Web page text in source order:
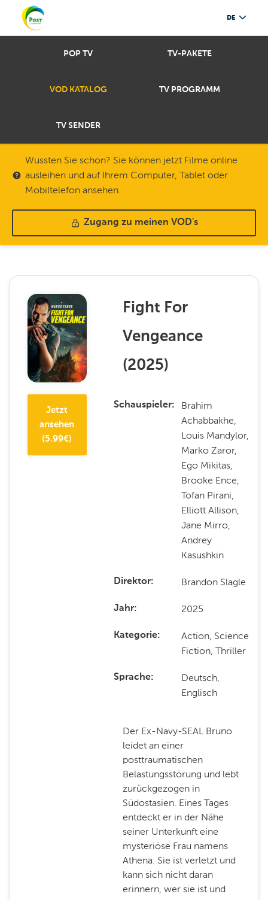
DE
POP TV TV-PAKETE
VOD KATALOG TV PROGRAMM
TV SENDER
Wussten Sie schon? Sie können jetzt Filme online
ausleihen und auf Ihrem Computer, Tablet oder
Mobiltelefon ansehen.
Zugang zu meinen VOD's
Jetzt
ansehen
(5.99€)
Fight For
Vengeance
(2025)
Schauspieler
Brahim
Achabbakhe,
Louis Mandylor,
Marko Zaror,
Ego Mikitas,
Brooke Ence,
Tofan Pirani,
Elliott Allison,
Jane Mirro,
Andrey
Kasushkin
Direktor Brandon Slagle
Jahr 2025
Kategorie
Action, Science
Fiction, Thriller
Sprache
Deutsch,
Englisch
Der Ex-Navy-SEAL Bruno
leidet an einer
posttraumatischen
Belastungsstörung und lebt
zurückgezogen in
Südostasien. Eines Tages
entdeckt er in der Nähe
seiner Unterkunft eine
mysteriöse Frau namens
Athena. Sie ist verletzt und
kann sich nicht daran
erinnern, wer sie ist und